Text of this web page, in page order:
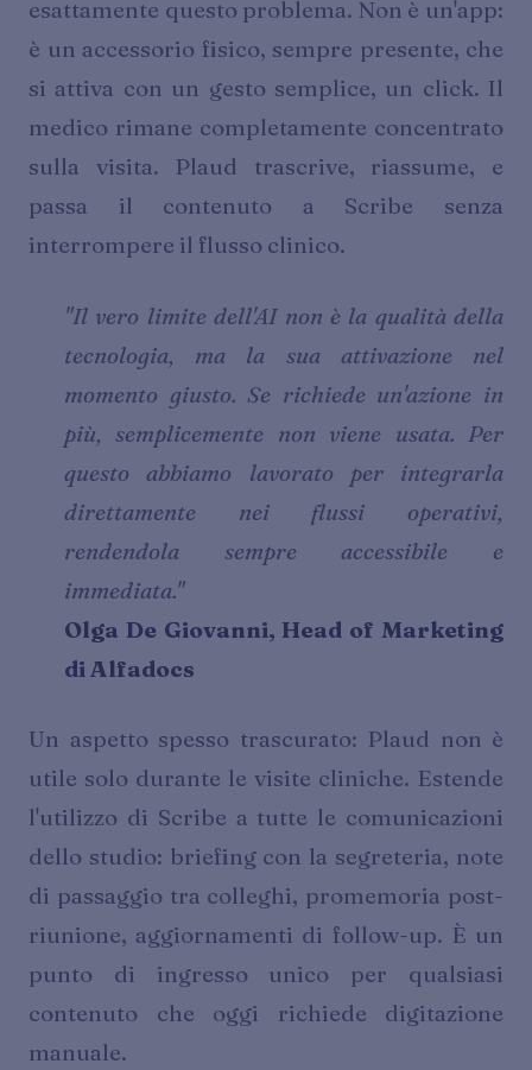
esattamente questo problema. Non è un'app:
è un accessorio fisico, sempre presente, che
si attiva con un gesto semplice, un click. Il
medico rimane completamente concentrato
sulla visita. Plaud trascrive, riassume, e
passa il contenuto a Scribe senza
interrompere il flusso clinico.
"Il vero limite dell'AI non è la qualità della
tecnologia, ma la sua attivazione nel
momento giusto. Se richiede un'azione in
più, semplicemente non viene usata. Per
questo abbiamo lavorato per integrarla
direttamente nei flussi operativi,
rendendola sempre accessibile e
immediata."
Olga De Giovanni, Head of Marketing
di Alfadocs
Un aspetto spesso trascurato: Plaud non è
utile solo durante le visite cliniche. Estende
l'utilizzo di Scribe a tutte le comunicazioni
dello studio: briefing con la segreteria, note
di passaggio tra colleghi, promemoria post-
riunione, aggiornamenti di follow-up. È un
punto di ingresso unico per qualsiasi
contenuto che oggi richiede digitazione
manuale.